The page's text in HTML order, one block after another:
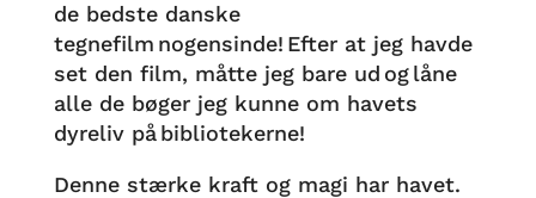
de bedste danske
tegnefilm nogensinde! Efter at jeg havde
set den film, måtte jeg bare ud og låne
alle de bøger jeg kunne om havets
dyreliv på bibliotekerne!
Denne stærke kraft og magi har havet.